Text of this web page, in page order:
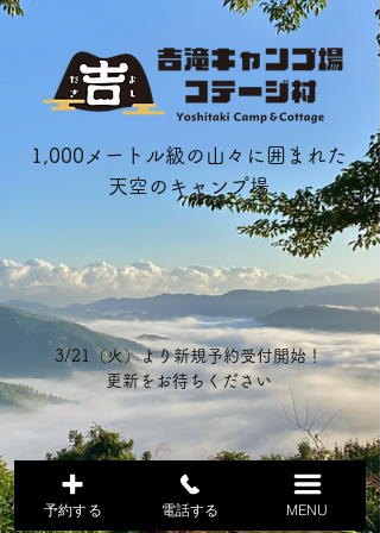
1,000メートル級の山々に囲まれた
天空のキャンプ場​
3/21（火）より新規予約受付開始！
​更新をお待ちください
予約する 電話する MENU